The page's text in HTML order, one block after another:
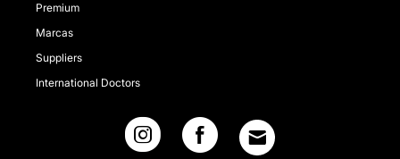
Premium
Marcas
Suppliers
International Doctors